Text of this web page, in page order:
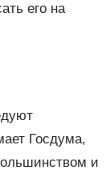
его на
Госдума,
и